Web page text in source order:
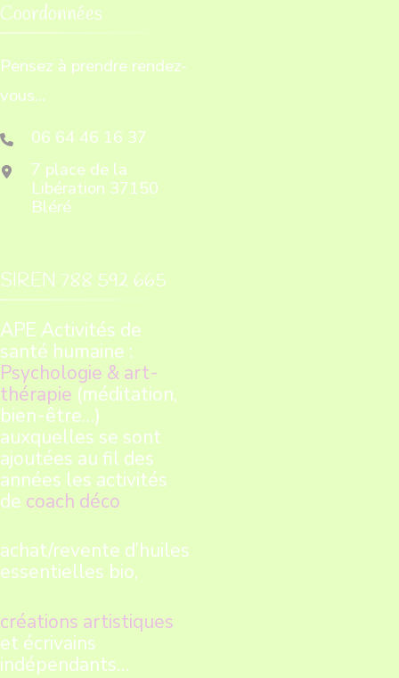
Coordonnées
Pensez à prendre rendez-
vous...
06 64 46 16 37
7 place de la
Libération 37150
Bléré
SIREN 788 592 665
APE Activités de
santé humaine :
Psychologie & art-
thérapie (méditation,
bien-être…)
auxquelles se sont
ajoutées au fil des
années les activités
de coach déco
achat/revente d’huiles
essentielles bio,
créations artistiques
et écrivains
indépendants…